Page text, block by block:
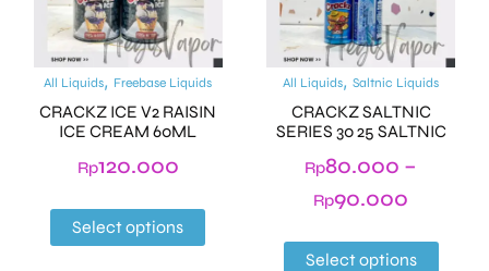
All Liquids, Freebase Liquids
CRACKZ ICE V2 RAISIN
ICE CREAM 60ML
Rp120.000
Select options
All Liquids,Saltnic Liquids
CRACKZ SALTNIC
SERIES 30 25 SALTNIC
Rp80.000 –
Rp90.000
Select options